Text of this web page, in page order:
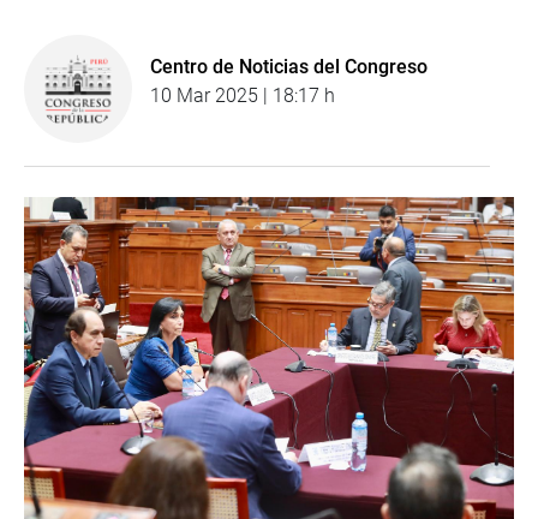
Centro de Noticias del Congreso
10 Mar 2025 | 18:17 h